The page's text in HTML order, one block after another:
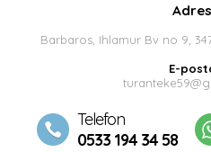
Adres
Barbaros, Ihlamur Bv no 9,
E-
Telefon
0533 194 34 58